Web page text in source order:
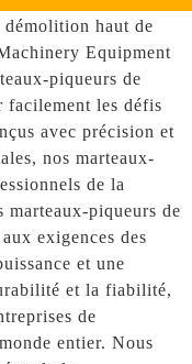
démolition haut de
Equipment
piqueurs de
facilement les défis
avec précision et
nos marteaux-
de la
piqueurs de
exigences des
et une
et la fiabilité,
de
entier. Nous